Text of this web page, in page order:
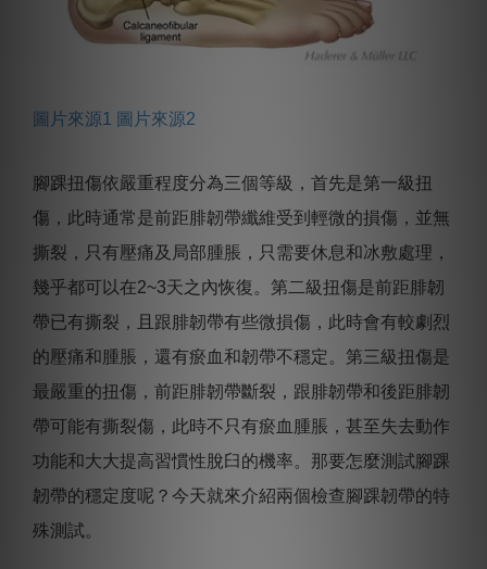
圖片來源1 圖片來源2
腳踝扭傷依嚴重程度分為三個等級，首先是第一級扭
傷，此時通常是前距腓韌帶纖維受到輕微的損傷，並無
撕裂，只有壓痛及局部腫脹，只需要休息和冰敷處理，
幾乎都可以在2~3天之內恢復。第二級扭傷是前距腓韌
帶已有撕裂，且跟腓韌帶有些微損傷，此時會有較劇烈
的壓痛和腫脹，還有瘀血和韌帶不穩定。第三級扭傷是
最嚴重的扭傷，前距腓韌帶斷裂，跟腓韌帶和後距腓韌
帶可能有撕裂傷，此時不只有瘀血腫脹，甚至失去動作
功能和大大提高習慣性脫臼的機率。那要怎麼測試腳踝
韌帶的穩定度呢？今天就來介紹兩個檢查腳踝韌帶的特
殊測試。